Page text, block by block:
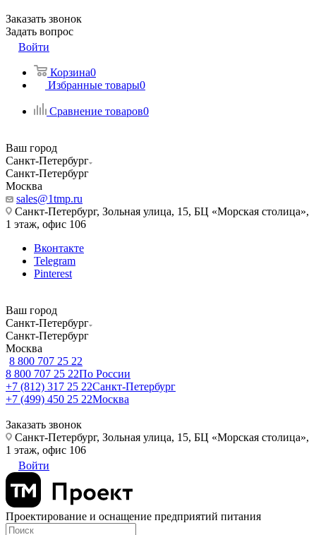
Заказать звонок
Задать вопрос
Войти
Корзина0
Избранные товары0
Сравнение товаров0
Ваш город
Санкт-Петербург
Санкт-Петербург
Москва
sales@1tmp.ru
Санкт-Петербург, Зольная улица, 15, БЦ «Морская столица»,
1 этаж, офис 106
Вконтакте
Telegram
Pinterest
Ваш город
Санкт-Петербург
Санкт-Петербург
Москва
8 800 707 25 22
8 800 707 25 22По России
+7 (812) 317 25 22Санкт-Петербург
+7 (499) 450 25 22Москва
Заказать звонок
Санкт-Петербург, Зольная улица, 15, БЦ «Морская столица»,
1 этаж, офис 106
Войти
Проектирование и оснащение предприятий питания